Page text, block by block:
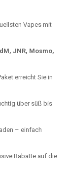
Vapes mit
JNR, Mosmo,
erreicht Sie in
über süß bis
– einfach
Rabatte auf die